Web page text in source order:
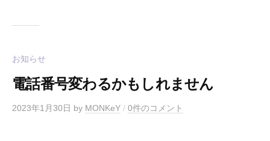
お知らせ
電話番号変わるかもしれません
2023年1月30日 by MONKeY / 0件のコメント